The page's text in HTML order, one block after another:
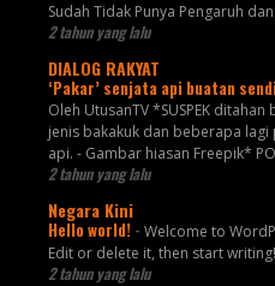
Sudah Tidak Punya Pengaruh
2 tahun yang lalu
DIALOG RAKYAT
‘Pakar’ senjata api buatan
Oleh UtusanTV *SUSPEK
jenis bakakuk dan beberapa
api. - Gambar hiasan Freepik*
2 tahun yang lalu
Negara Kini
Hello world! - Welcome to
Edit or delete it, then start writing!
2 tahun yang lalu